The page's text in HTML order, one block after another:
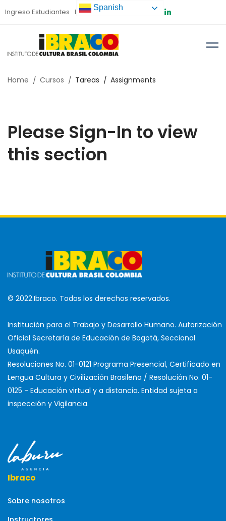
Ingreso Estudiantes Preinscripción
Home Cursos Tareas Assignments
Please Sign-In to view
this section
© 2022.Ibraco. Todos los derechos reservados.
Institución para el Trabajo y Desarrollo Humano. Autorización
Oficial Secretaría de Educación de Bogotá, Seccional
Usaquén.
Resoluciones No. 01-0121 Programa Presencial, Certificado en
Lengua Cultura y Civilización Brasileña / Resolución No. 01-
0125 - Educación virtual y a distancia. Entidad sujeta a
inspección y Vigilancia.
Ibraco
Sobre nosotros
Spanish